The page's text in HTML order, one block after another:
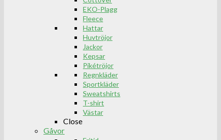
EKO-Plagg
Fleece
Hattar
Huvtröjor
Jackor
Kepsar
Pikétröjor
Regnkläder
Sportkläder
Sweatshirts
T-shirt
Västar
Close
Gåvor